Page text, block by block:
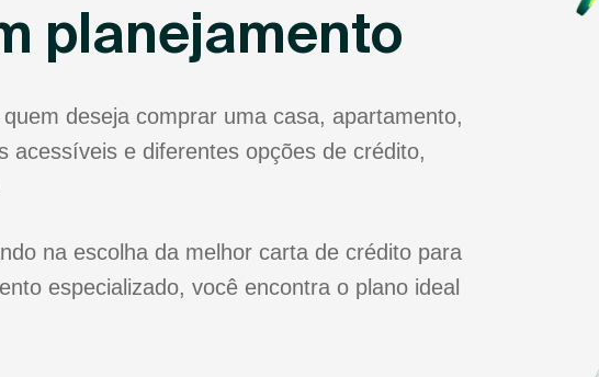
planejamento
deseja comprar uma casa, apartamento,
acessíveis e diferentes opções de crédito,
na escolha da melhor carta de crédito para
especializado, você encontra o plano ideal